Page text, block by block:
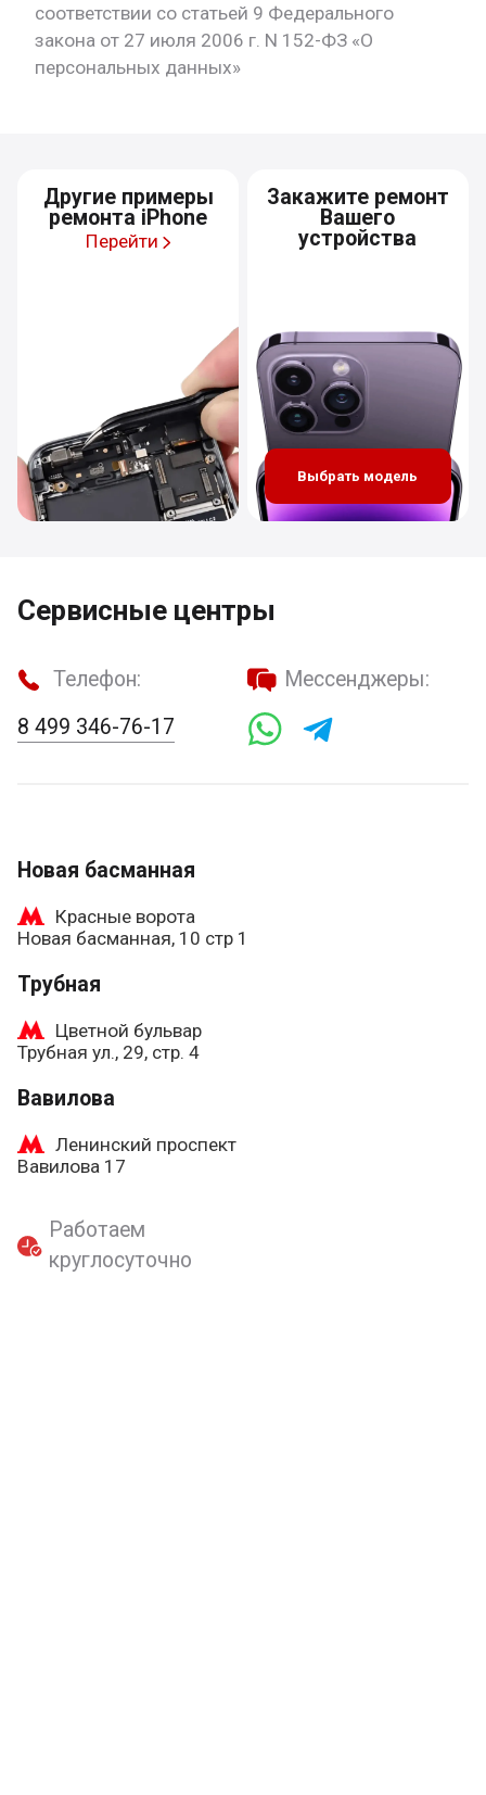
соответствии со статьей 9 Федерального
закона от 27 июля 2006 г. N 152-ФЗ «О
персональных данных»
Другие примеры
ремонта iPhone
Перейти
Закажите ремонт
Вашего
устройства
Выбрать модель
Сервисные центры
Телефон:
8 499 346-76-17
Мессенджеры:
Новая басманная
Красные ворота
Новая басманная, 10 стр 1
Трубная
Цветной бульвар
Трубная ул., 29, стр. 4
Вавилова
Ленинский проспект
Вавилова 17
Работаем
круглосуточно